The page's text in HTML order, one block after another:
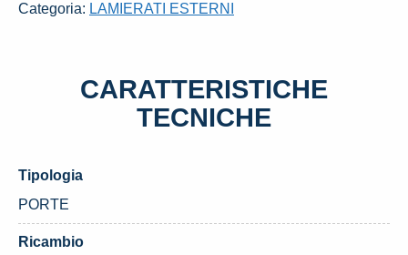
quantità
Categoria: LAMIERATI ESTERNI
CARATTERISTICHE
TECNICHE
Tipologia
PORTE
Ricambio